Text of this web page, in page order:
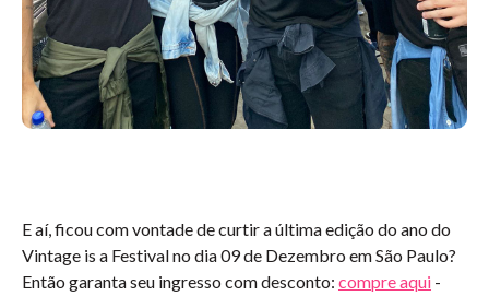
E aí, ficou com vontade de curtir a última edição do ano do
Vintage is a Festival no dia 09 de Dezembro em São Paulo?
Então garanta seu ingresso com desconto: compre aqui -